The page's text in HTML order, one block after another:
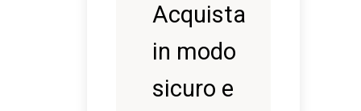
Acquista
in modo
sicuro e